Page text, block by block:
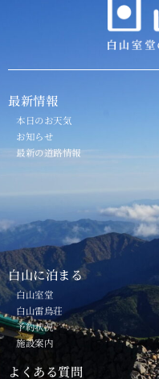
最新情報
本日のお天気
お知らせ
最新の道路情報
白山に泊まる
白山室堂
白山雷鳥荘
予約状況
施設案内
よくある質問